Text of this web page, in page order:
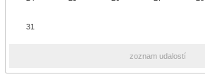
31
zoznam udalostí